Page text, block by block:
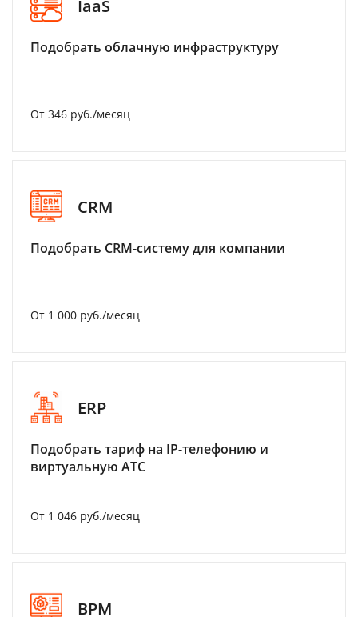
IaaS
Подобрать облачную инфраструктуру
От 346 руб./месяц
CRM
Подобрать CRM-систему для компании
От 1 000 руб./месяц
ERP
Подобрать тариф на IP-телефонию и
виртуальную АТС
От 1 046 руб./месяц
BPM